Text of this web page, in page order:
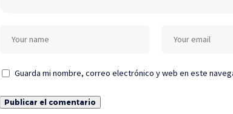
Guarda mi nombre, correo electrónico y web en este